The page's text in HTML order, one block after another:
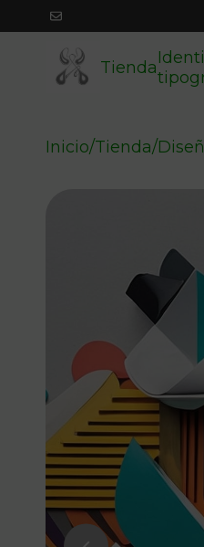
Tienda
Inicio/Tienda/